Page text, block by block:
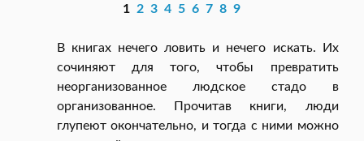
1 2 3 4 5 6 7 8 9
В книгах нечего ловить и нечего искать. Их
сочиняют для того, чтобы превратить
неорганизованное людское стадо в
организованное. Прочитав книги, люди
глупеют окончательно, и тогда с ними можно